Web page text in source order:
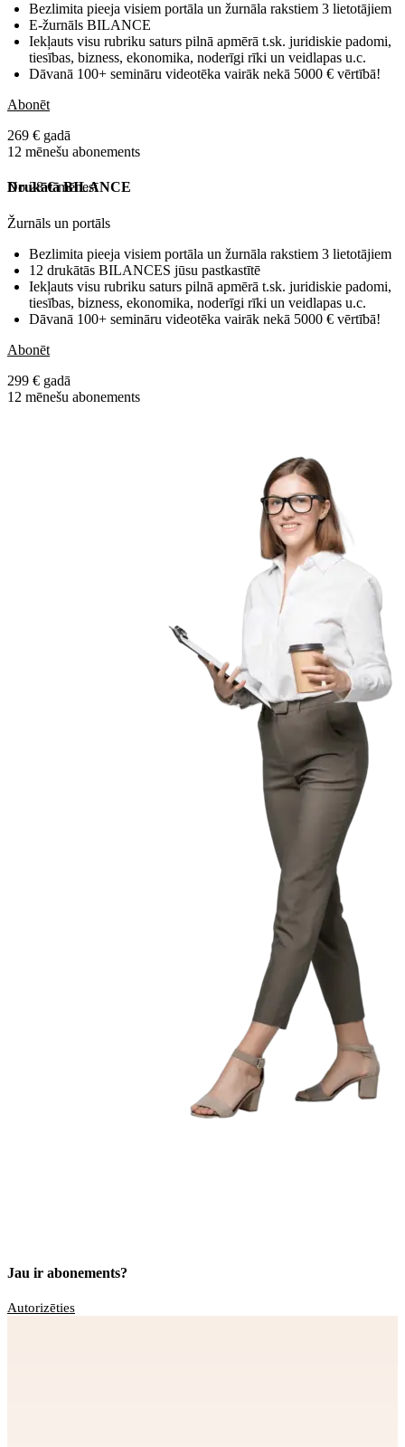
Bezlimita pieeja visiem portāla un žurnāla rakstiem 3 lietotājiem
E-žurnāls BILANCE
Iekļauts visu rubriku saturs pilnā apmērā t.sk. juridiskie padomi,
tiesības, bizness, ekonomika, noderīgi rīki un veidlapas u.c.
Dāvanā 100+ semināru videotēka vairāk nekā 5000 € vērtībā!
Abonēt
269 € gadā
12 mēnešu abonements
No 28 € mēnesī
Drukātā BILANCE
Žurnāls un portāls
Bezlimita pieeja visiem portāla un žurnāla rakstiem 3 lietotājiem
12 drukātās BILANCES jūsu pastkastītē
Iekļauts visu rubriku saturs pilnā apmērā t.sk. juridiskie padomi,
tiesības, bizness, ekonomika, noderīgi rīki un veidlapas u.c.
Dāvanā 100+ semināru videotēka vairāk nekā 5000 € vērtībā!
Abonēt
299 € gadā
12 mēnešu abonements
Jau ir abonements?
Autorizēties